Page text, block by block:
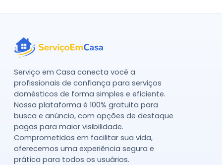
Serviço em Casa conecta você a
profissionais de confiança para serviços
domésticos de forma simples e eficiente.
Nossa plataforma é 100% gratuita para
busca e anúncio, com opções de destaque
pagas para maior visibilidade.
Comprometidos em facilitar sua vida,
oferecemos uma experiência segura e
prática para todos os usuários.